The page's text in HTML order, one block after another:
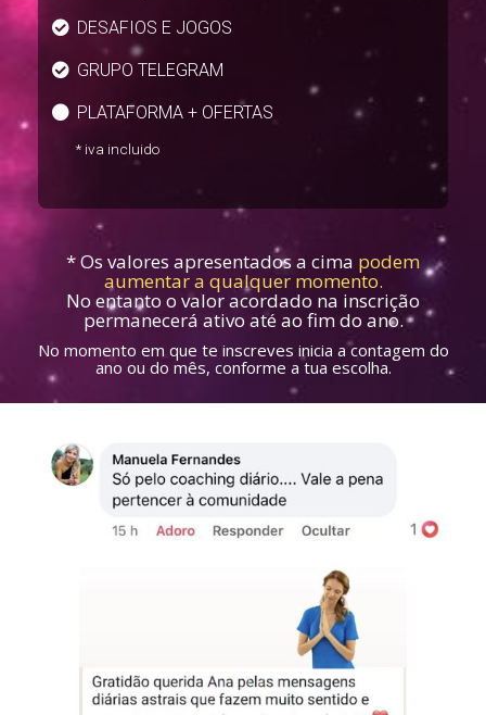
DESAFIOS E JOGOS
GRUPO TELEGRAM
PLATAFORMA + OFERTAS
* iva incluido
* Os valores apresentados a cima podem
aumentar a qualquer momento.
No entanto o valor acordado na inscrição
permanecerá ativo até ao fim do ano.
No momento em que te inscreves inicia a contagem do
ano ou do mês, conforme a tua escolha.